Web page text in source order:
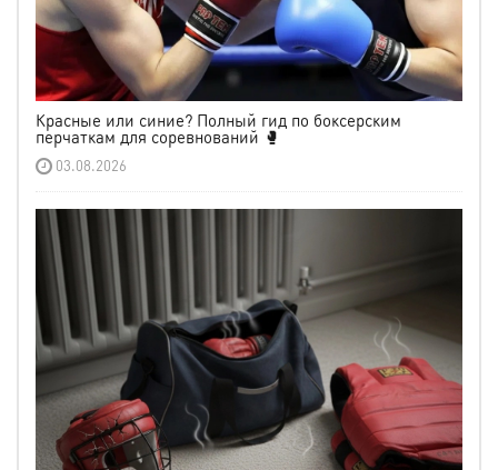
Красные или синие? Полный гид по боксерским
перчаткам для соревнований 🥊
03.08.2026